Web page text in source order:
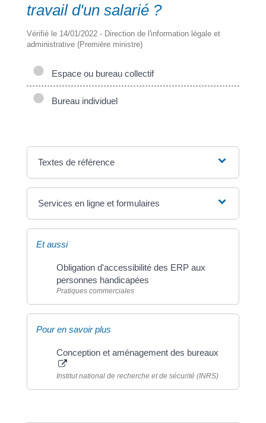
travail d'un salarié ?
Vérifié le 14/01/2022 - Direction de l'information légale et
administrative (Première ministre)
Espace ou bureau collectif
Bureau individuel
Textes de référence
Services en ligne et formulaires
Et aussi
Obligation d'accessibilité des ERP aux
personnes handicapées
Pratiques commerciales
Pour en savoir plus
Conception et aménagement des bureaux
Institut national de recherche et de sécurité (INRS)